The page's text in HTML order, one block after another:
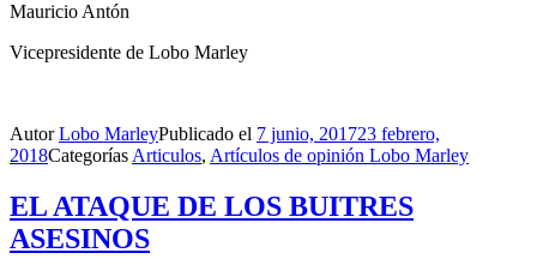
Mauricio Antón
Vicepresidente de Lobo Marley
AutorLobo MarleyPublicado el 7 junio, 201723 febrero,
2018Categorías Articulos, Artículos de opinión Lobo Marley
EL ATAQUE DE LOS BUITRES
ASESINOS